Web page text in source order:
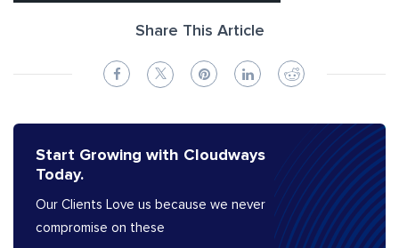
Share This Article
Start Growing with Cloudways
Today.
Our Clients Love us because we never
compromise on these